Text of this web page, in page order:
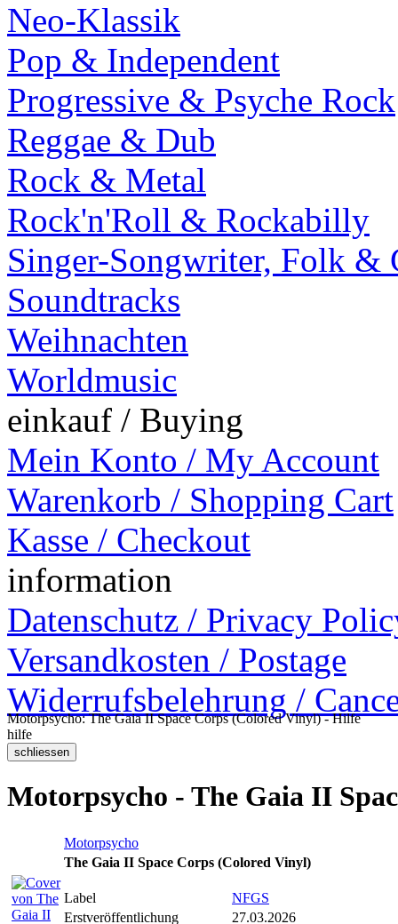
Neo-Klassik
Pop & Independent
Progressive & Psyche Rock
Reggae & Dub
Rock & Metal
Rock'n'Roll & Rockabilly
Singer-Songwriter, Folk &
Soundtracks
Weihnachten
Worldmusic
einkauf / Buying
Mein Konto / My Account
Warenkorb / Shopping Cart
Kasse / Checkout
information
Datenschutz / Privacy
Versandkosten / Postage
Widerrufsbelehrung /
Motorpsycho: The Gaia II Space Corps (Colored Vinyl) - Hilfe
hilfe
Motorpsycho - The Gaia II
Motorpsycho
The Gaia II Space Corps (Colored Vinyl)
Label
NFGS
Erstveröffentlichung
27.03.2026